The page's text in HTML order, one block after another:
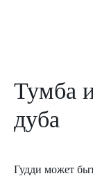
Тумба
дуба
Гудди может